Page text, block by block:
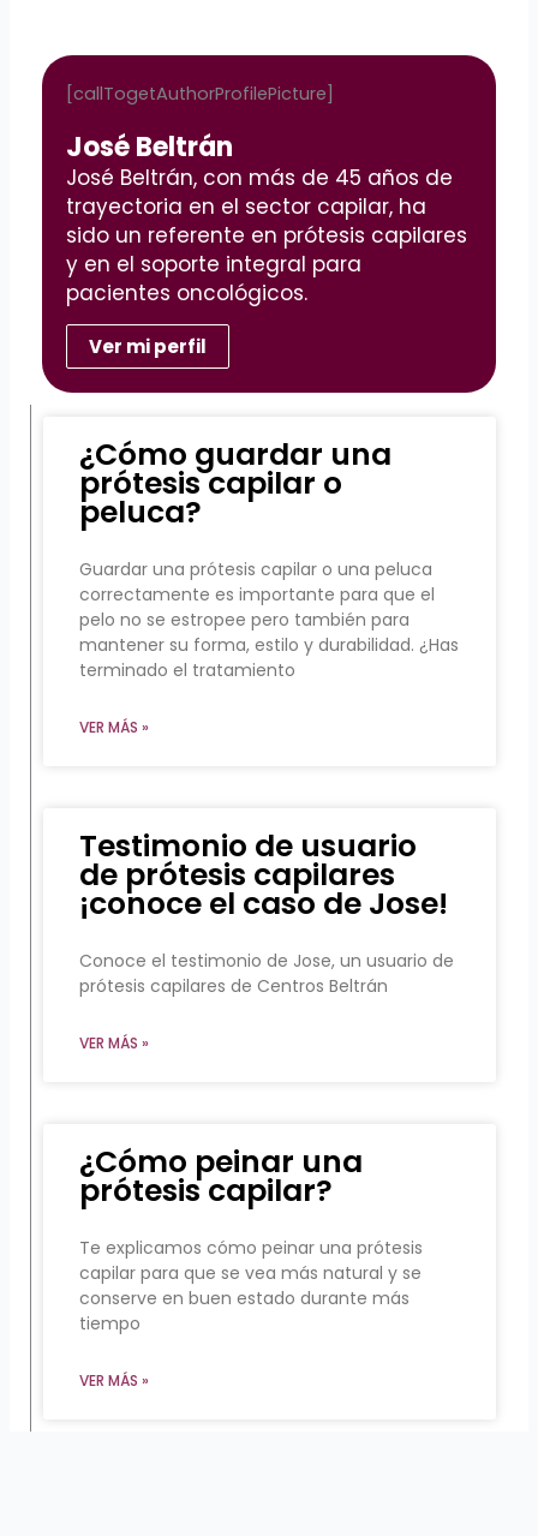
[callTogetAuthorProfilePicture]
José Beltrán
José Beltrán, con más de 45 años de
trayectoria en el sector capilar, ha
sido un referente en prótesis capilares
y en el soporte integral para
pacientes oncológicos.
Ver mi perfil
¿Cómo guardar una
prótesis capilar o
peluca?
Guardar una prótesis capilar o una peluca
correctamente es importante para que el
pelo no se estropee pero también para
mantener su forma, estilo y durabilidad. ¿Has
terminado el tratamiento
VER MÁS »
Testimonio de usuario
de prótesis capilares
¡conoce el caso de Jose!
Conoce el testimonio de Jose, un usuario de
prótesis capilares de Centros Beltrán
VER MÁS »
¿Cómo peinar una
prótesis capilar?
Te explicamos cómo peinar una prótesis
capilar para que se vea más natural y se
conserve en buen estado durante más
tiempo
VER MÁS »